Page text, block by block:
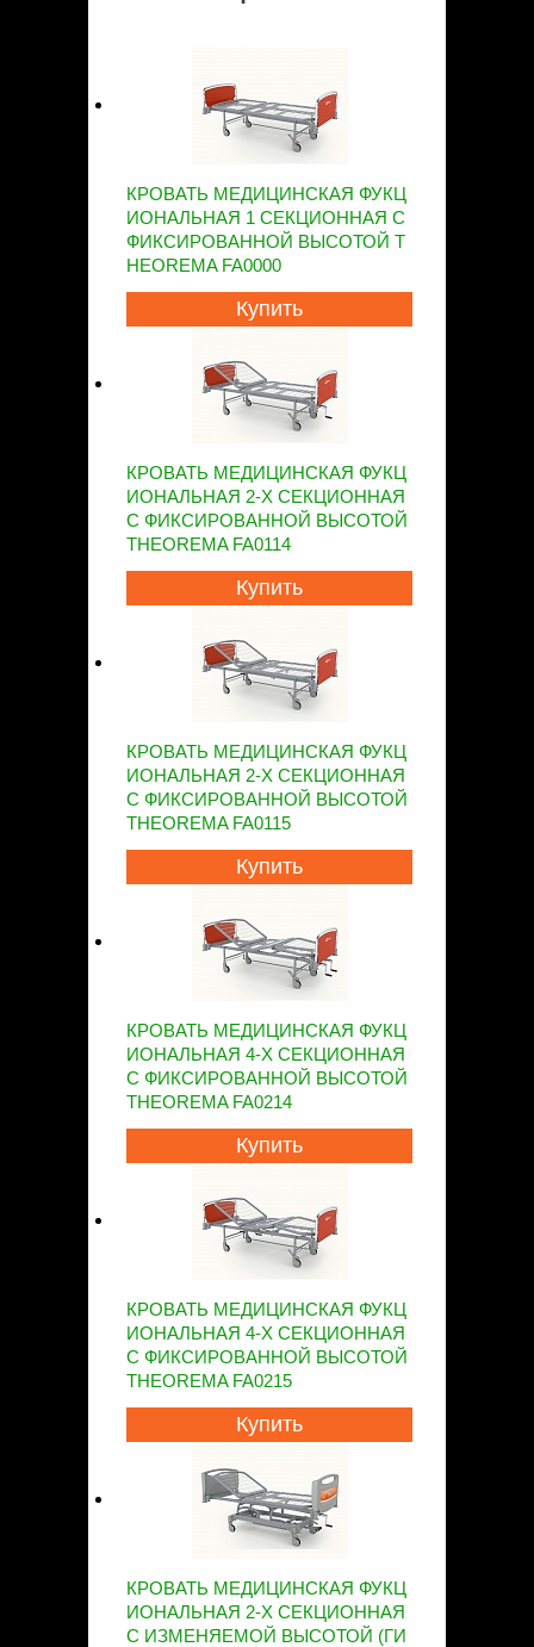
КРОВАТЬ МЕДИЦИНСКАЯ ФУКЦ
ИОНАЛЬНАЯ 1 СЕКЦИОННАЯ С
ФИКСИРОВАННОЙ ВЫСОТОЙ T
HEOREMA FA0000
Купить
КРОВАТЬ МЕДИЦИНСКАЯ ФУКЦ
ИОНАЛЬНАЯ 2-Х СЕКЦИОННАЯ
С ФИКСИРОВАННОЙ ВЫСОТОЙ
THEOREMA FA0114
Купить
КРОВАТЬ МЕДИЦИНСКАЯ ФУКЦ
ИОНАЛЬНАЯ 2-Х СЕКЦИОННАЯ
С ФИКСИРОВАННОЙ ВЫСОТОЙ
THEOREMA FA0115
Купить
КРОВАТЬ МЕДИЦИНСКАЯ ФУКЦ
ИОНАЛЬНАЯ 4-Х СЕКЦИОННАЯ
С ФИКСИРОВАННОЙ ВЫСОТОЙ
THEOREMA FA0214
Купить
КРОВАТЬ МЕДИЦИНСКАЯ ФУКЦ
ИОНАЛЬНАЯ 4-Х СЕКЦИОННАЯ
С ФИКСИРОВАННОЙ ВЫСОТОЙ
THEOREMA FA0215
Купить
КРОВАТЬ МЕДИЦИНСКАЯ ФУКЦ
ИОНАЛЬНАЯ 2-Х СЕКЦИОННАЯ
С ИЗМЕНЯЕМОЙ ВЫСОТОЙ (ГИ